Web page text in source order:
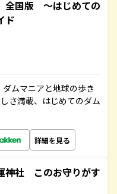
国版 ～はじめての
ド
ムマニアと地球の歩き
さ満載、はじめてのダム
詳細を見る
神社 このお守りがす